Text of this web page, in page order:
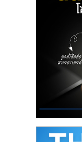
ศูนย์